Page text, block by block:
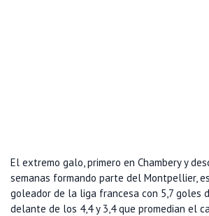
El extremo galo, primero en Chambery y
semanas formando parte del Montpellier,
goleador de la liga francesa con 5,7 goles
delante de los 4,4 y 3,4 que promedian el